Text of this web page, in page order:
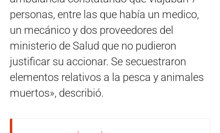
personas, entre las que había un medico,
un mecánico y dos proveedores del
ministerio de Salud que no pudieron
justificar su accionar. Se secuestraron
elementos relativos a la pesca y animales
muertos», describió.